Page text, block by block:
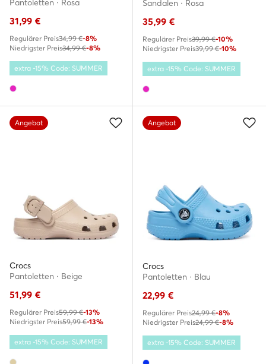
Pantoletten · Rosa
31,99 €
Regulärer Preis34,99 €-8%
Niedrigster Preis34,99 €-8%
extra -15% Code: SUMMER
Sandalen · Rosa
35,99 €
Regulärer Preis39,99 €-10%
Niedrigster Preis39,99 €-10%
extra -15% Code: SUMMER
Angebot
Crocs
Pantoletten · Beige
51,99 €
Regulärer Preis59,99 €-13%
Niedrigster Preis59,99 €-13%
extra -15% Code: SUMMER
Angebot
Crocs
Pantoletten · Blau
22,99 €
Regulärer Preis24,99 €-8%
Niedrigster Preis24,99 €-8%
extra -15% Code: SUMMER